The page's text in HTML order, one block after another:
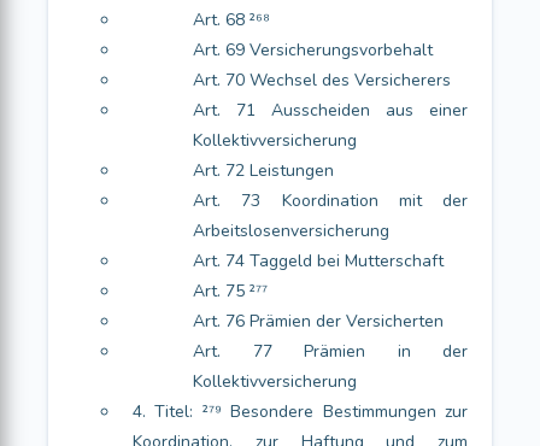
Art. 68 ²⁶⁸
Art. 69 Versicherungsvorbehalt
Art. 70 Wechsel des Versicherers
Art. 71 Ausscheiden aus einer
Kollektivversicherung
Art. 72 Leistungen
Art. 73 Koordination mit der
Arbeitslosenversicherung
Art. 74 Taggeld bei Mutterschaft
Art. 75 ²⁷⁷
Art. 76 Prämien der Versicherten
Art. 77 Prämien in der
Kollektivversicherung
4. Titel: ²⁷⁹ Besondere Bestimmungen zur